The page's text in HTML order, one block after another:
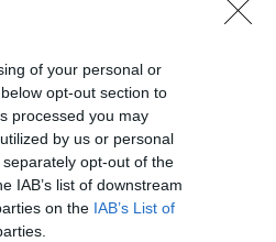
of your personal or
opt-out section to
processed you may
by us or personal
opt-out of the
IAB’s list of downstream
on the IAB’s List of